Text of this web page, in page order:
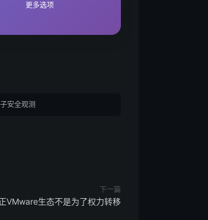
更多选项
安全观测
下一篇
VMware生态不是为了权力转移